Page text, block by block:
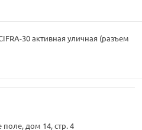
30 активная уличная (разъем
поле, дом 14, стр. 4